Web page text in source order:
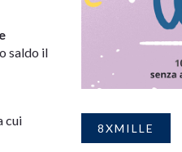
saldo il
cui
8XMILLE